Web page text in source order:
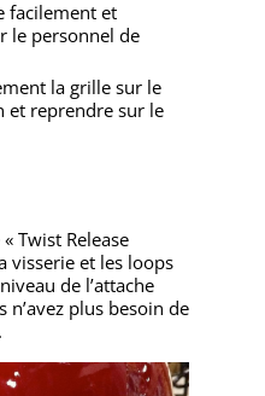
facilement et
le personnel de
la grille sur le
et reprendre sur le
Twist Release
visserie et les loops
de l’attache
plus besoin de